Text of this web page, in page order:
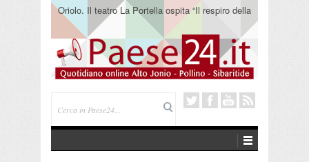
Oriolo. Il teatro La Portella ospita “Il respiro della
terra” del collettivo 365